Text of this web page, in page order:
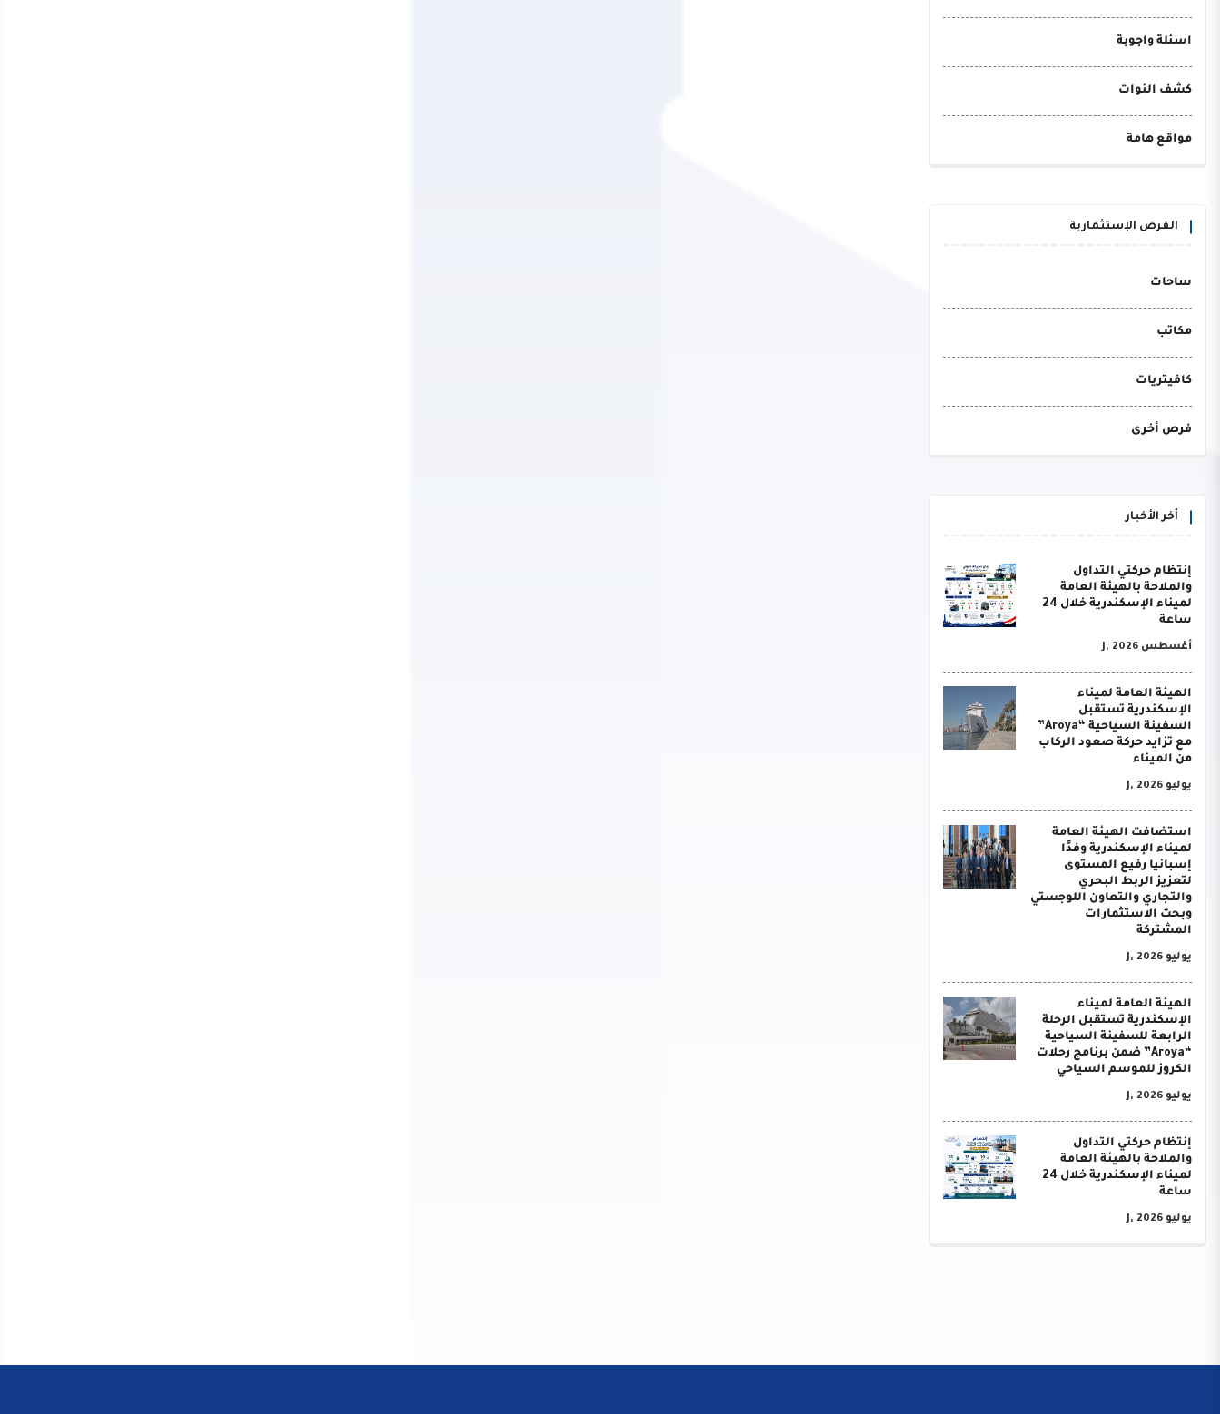
اسئلة واجوبة
كشف النوات
مواقع هامة
الفرص الإستثمارية
ساحات
مكاتب
كافيتريات
فرص أخرى
أخر الأخبار
إنتظام حركتي التداول
والملاحة بالهيئة العامة
لميناء الإسكندرية خلال 24
ساعة
أغسطس J, 2026
الهيئة العامة لميناء
الإسكندرية تستقبل
السفينة السياحية “Aroya”
مع تزايد حركة صعود الركاب
من الميناء
يوليو J, 2026
استضافت الهيئة العامة
لميناء الإسكندرية وفدًا
إسبانيا رفيع المستوى
لتعزيز الربط البحري
والتجاري والتعاون اللوجستي
وبحث الاستثمارات
المشتركة
يوليو J, 2026
الهيئة العامة لميناء
الإسكندرية تستقبل الرحلة
الرابعة للسفينة السياحية
“Aroya” ضمن برنامج رحلات
الكروز للموسم السياحي
يوليو J, 2026
إنتظام حركتي التداول
والملاحة بالهيئة العامة
لميناء الإسكندرية خلال 24
ساعة
يوليو J, 2026